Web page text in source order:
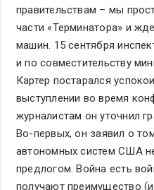
правительствам – мы
части «Терминатора» и
машин. 15 сентября
и по совместительству
Картер постарался
выступлении во время
журналистам он уточнил
Во-первых, он заявил о
автономных систем США
предлогом. Война есть
получают преимущество